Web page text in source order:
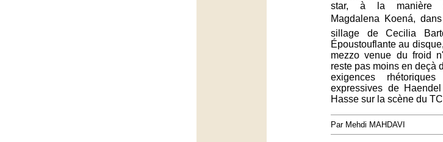
star, à la manière
Magdalena Koená,
sillage de Cecilia
Époustouflante au
mezzo venue du froid
reste pas moins en deçà
exigences
expressives de
Hasse sur la scène du
Par Mehdi MAHDAVI